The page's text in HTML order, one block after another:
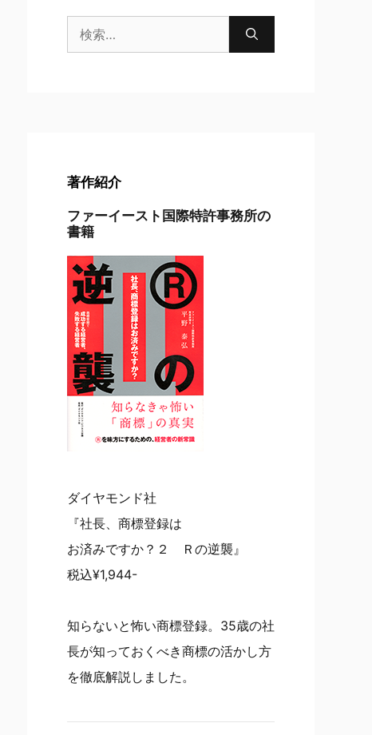
索:
著作紹介
ファーイースト国際特許事務所の
書籍
ダイヤモンド社
『社長、商標登録は
お済みですか？２ Ｒの逆襲』
税込¥1,944-
知らないと怖い商標登録。35歳の社
長が知っておくべき商標の活かし方
を徹底解説しました。